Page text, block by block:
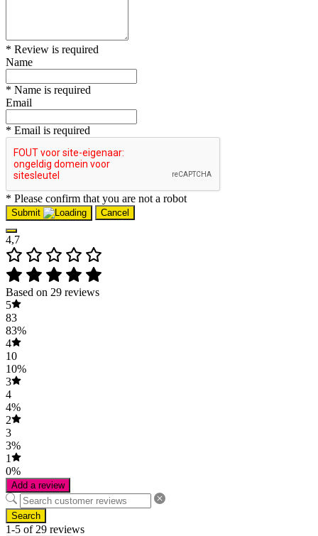
* Review is required
Name
* Name is required
Email
* Email is required
* Please confirm that you are not a robot
Submit Cancel
4,7
Based on 29 reviews
5
83
83%
4
10
10%
3
4
4%
2
3
3%
1
0%
Add a review
Search
1-5 of 29 reviews